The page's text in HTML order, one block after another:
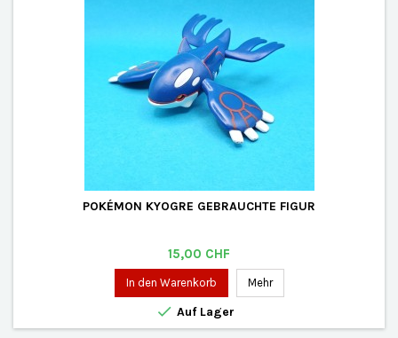
POKÉMON KYOGRE GEBRAUCHTE FIGUR
Preis
15,00 CHF
In den Warenkorb Mehr
 Auf Lager